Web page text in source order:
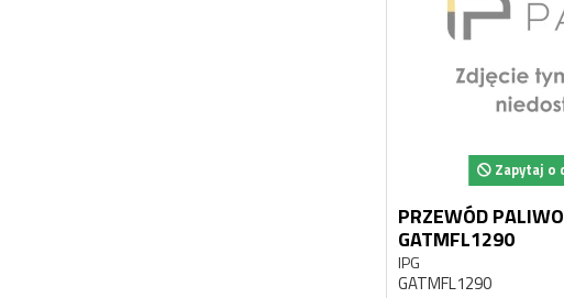
Zapytaj o
PRZEWÓD
GATMFL1290
IPG
GATMFL1290